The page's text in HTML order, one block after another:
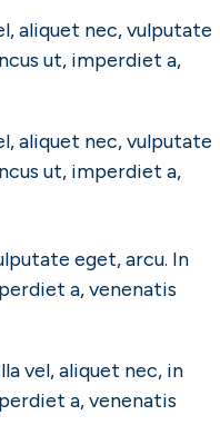
aliquet nec, vulputate
ut, imperdiet a,
aliquet nec, vulputate
ut, imperdiet a,
eget, arcu. In
a, venenatis
vel, aliquet nec, in
a, venenatis